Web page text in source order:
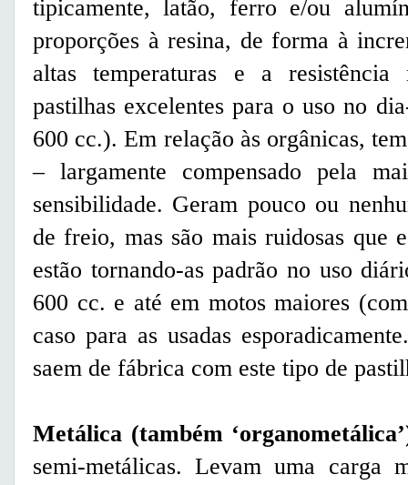
tipicamente, latão, ferro e/ou
proporções à resina, de forma à
altas temperaturas e a resistência
pastilhas excelentes para o uso no
600 cc.). Em relação às orgânicas,
– largamente compensado pela
sensibilidade. Geram pouco ou
de freio, mas são mais ruidosas que
estão tornando-as padrão no uso
600 cc. e até em motos maiores
caso para as usadas
saem de fábrica com este tipo de
Metálica (também
semi-metálicas. Levam uma carga